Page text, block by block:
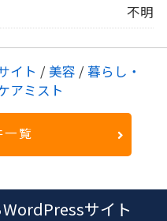
不明
イト / 美容 / 暮らし・
アミスト
一覧
サイト